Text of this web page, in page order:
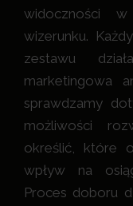
widoczności
wizerunku.
zestawu
marketingowa
sprawdzamy
możliwości
określić, które
wpływ na
Proces doboru